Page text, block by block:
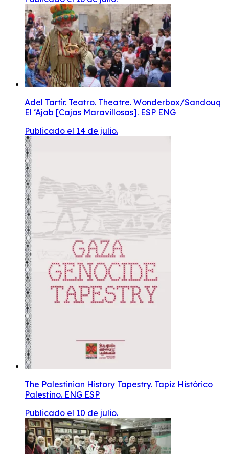
Adel Tartir. Teatro. Theatre. Wonderbox/Sandouq
El ‘Ajab [Cajas Maravillosas]. ESP ENG
Publicado el 14 de julio.
The Palestinian History Tapestry. Tapiz Histórico
Palestino. ENG ESP
Publicado el 10 de julio.